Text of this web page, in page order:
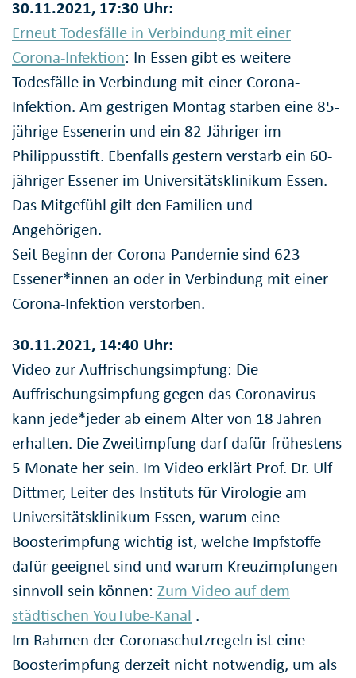
30.11.2021, 17:30 Uhr:
Erneut Todesfälle in Verbindung mit einer
Corona-Infektion: In Essen gibt es weitere
Todesfälle in Verbindung mit einer Corona-
Infektion. Am gestrigen Montag starben eine 85-
jährige Essenerin und ein 82-Jähriger im
Philippusstift. Ebenfalls gestern verstarb ein 60-
jähriger Essener im Universitätsklinikum Essen.
Das Mitgefühl gilt den Familien und
Angehörigen.
Seit Beginn der Corona-Pandemie sind 623
Essener*innen an oder in Verbindung mit einer
Corona-Infektion verstorben.
30.11.2021, 14:40 Uhr:
Video zur Auffrischungsimpfung: Die
Auffrischungsimpfung gegen das Coronavirus
kann jede*jeder ab einem Alter von 18 Jahren
erhalten. Die Zweitimpfung darf dafür frühestens
5 Monate her sein. Im Video erklärt Prof. Dr. Ulf
Dittmer, Leiter des Instituts für Virologie am
Universitätsklinikum Essen, warum eine
Boosterimpfung wichtig ist, welche Impfstoffe
dafür geeignet sind und warum Kreuzimpfungen
sinnvoll sein können: Zum Video auf dem
städtischen YouTube-Kanal .
Im Rahmen der Coronaschutzregeln ist eine
Boosterimpfung derzeit nicht notwendig, um als